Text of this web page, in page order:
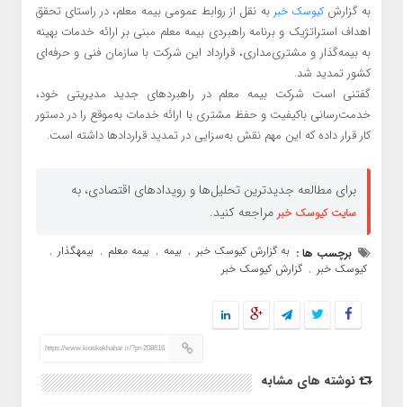
به گزارشکیوسک خبر به نقل از روابط عمومی بیمه معلم، در راستای تحقق
اهداف استراتژیک و برنامه راهبردی بیمه معلم مبنی بر ارائه خدمات بهینه
به بیمه‌گذار و مشتری‌مداری، قرارداد این شرکت با سازمان فنی و حرفه‌ای
کشور تمدید شد.
گفتنی است شرکت بیمه معلم در راهبردهای جدید مدیریتی خود،
خدمت‌رسانی با‌کیفیت و حفظ مشتری با ارائه خدمات به‌موقع را در دستور
کار قرار داده که این مهم نقش به‌سزایی در تمدید قراردادها داشته است.
برای مطالعه جدیدترین تحلیل‌ها و رویدادهای اقتصادی، به
سایت کیوسک خبر مراجعه کنید.
برچسب ها : به گزارش کیوسک خبر , بیمه , بیمه معلم , بیمهگذار ,
کیوسک خبر , گزارش کیوسک خبر
https://www.kioskekhabar.ir/?p=208616
نوشته های مشابه